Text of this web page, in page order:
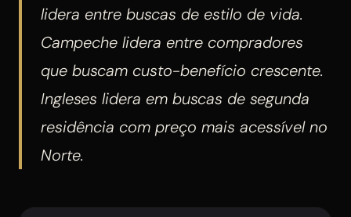
lidera entre buscas de estilo de vida.
Campeche lidera entre compradores
que buscam custo-benefício crescente.
Ingleses lidera em buscas de segunda
residência com preço mais acessível no
Norte.